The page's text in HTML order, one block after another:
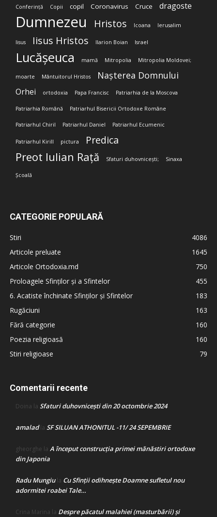
Conferință Copii copil Coronavirus Cruce dragoste
Dumnezeu Hristos Icoana Ierusalim
Iisus Iisus Hristos Ilarion Boian Israel
Lucășeuca mamă Mitropolia Mitropolia Moldovei;
moarte Mântuitorul Hristos Nașterea Domnului
Orhei ortodoxia Papa Francisc Patriarhia de la Moscova
Patriarhia Română Patriarhul Bisericii Ortodoxe Române
Patriarhul Chiril Patriarhul Daniel Patriarhul Ecumenic
Patriarhul Kirill pictura Predica
Preot Iulian Rață Sfaturi duhovnicești; Sinaxa
Școală
CATEGORIE POPULARĂ
Stiri
4086
Articole preluate
1645
Articole Ortodoxia.md
750
Proloagele Sfinților și a Sfintelor
455
6. Acatiste închinate Sfinților și Sfintelor
183
Rugăciuni
163
Fără categorie
160
Poezia religioasă
160
Stiri religioase
79
Comentarii recente
Doina la Sfaturi duhovnicești din 20 octombrie 2024
amaladla SF SILUAN ATHONITUL -11/ 24 SEPEMBRIE
gheorghe la A început construcţia primei mănăstiri ortodoxe
din Japonia
Radu Mungiula Cu Sfinții odihnește Doamne sufletul nou
adormitei roabei Tale…
Crina Marina la Despre păcatul malahiei (masturbării) şi